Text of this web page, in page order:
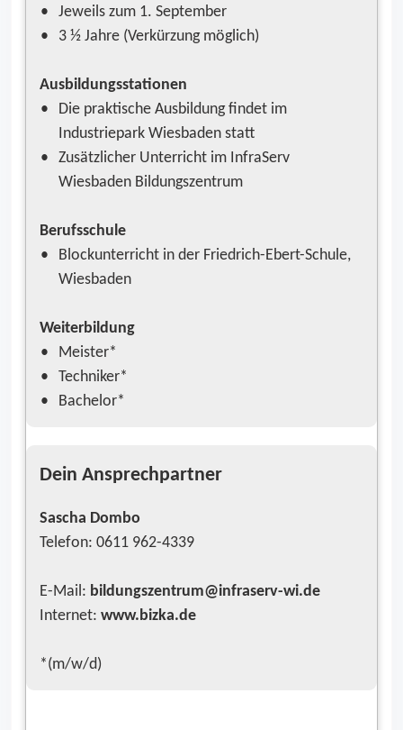
Jeweils zum 1. September
3 ½ Jahre (Verkürzung möglich)
Ausbildungsstationen
Die praktische Ausbildung findet im
Industriepark Wiesbaden statt
Zusätzlicher Unterricht im InfraServ
Wiesbaden Bildungszentrum
Berufsschule
Blockunterricht in der Friedrich-Ebert-Schule,
Wiesbaden
Weiterbildung
Meister*
Techniker*
Bachelor*
Dein Ansprechpartner
Sascha Dombo
Telefon: 0611 962-4339
E-Mail: bildungszentrum@infraserv-wi.de
Internet: www.bizka.de
*(m/w/d)